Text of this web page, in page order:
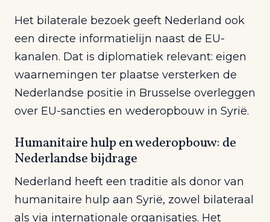
Het bilaterale bezoek geeft Nederland ook
een directe informatielijn naast de EU-
kanalen. Dat is diplomatiek relevant: eigen
waarnemingen ter plaatse versterken de
Nederlandse positie in Brusselse overleggen
over EU-sancties en wederopbouw in Syrië.
Humanitaire hulp en wederopbouw: de
Nederlandse bijdrage
Nederland heeft een traditie als donor van
humanitaire hulp aan Syrië, zowel bilateraal
als via internationale organisaties. Het